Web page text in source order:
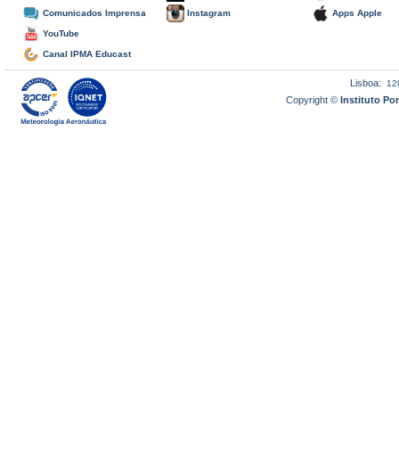
Comunicados Imprensa
YouTube
Canal IPMA Educast
Instagram Apps Apple
Lisboa:
Copyright ©Instituto